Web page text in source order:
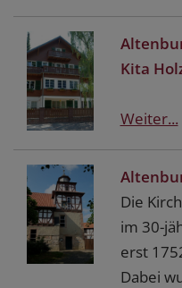
Kita
Weiter...
Die
im 30-
erst
Dabei